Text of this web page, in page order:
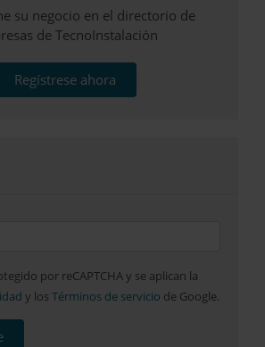
su negocio en el directorio de
de TecnoInstalación
Regístrese ahora
por reCAPTCHA y se aplican la
y los Términos de servicio de Google.